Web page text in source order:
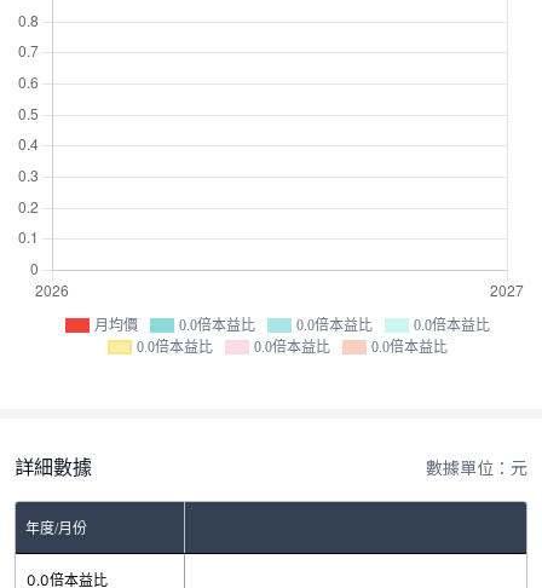
月均價 0.0倍本益比 0.0倍本益比
0.0倍本益比
0.0倍本益比
0.0倍本益比 0.0倍本益比
詳細數據 數據單位：元
年度/月份
0.0倍本益比